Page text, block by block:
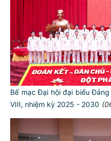
Bế mạc Đại hội đại biểu
VIII, nhiệm kỳ 2025 - 2030